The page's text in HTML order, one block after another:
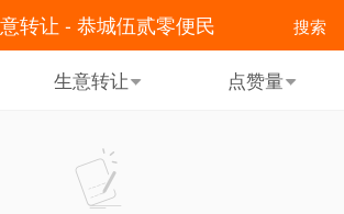
搜索
转让 - 恭城伍贰零便民
生意转让 点赞量